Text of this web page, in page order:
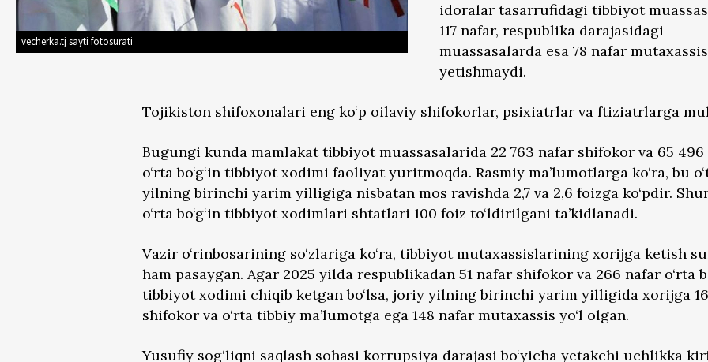
vecherka.tj sayti fotosurati
idoralar tasarrufidagi tibbiyot
117 nafar, respublika darajasidagi
muassasalarda esa 78 nafar mutaxassis
yetishmaydi.
Tojikiston shifoxonalari eng ko‘p oilaviy shifokorlar, psixiatrlar va ftiziatrlarga
Bugungi kunda mamlakat tibbiyot muassasalarida 22 763 nafar shifokor va 65 496
o‘rta bo‘g‘in tibbiyot xodimi faoliyat yuritmoqda. Rasmiy ma’lumotlarga ko‘ra, bu
yilning birinchi yarim yilligiga nisbatan mos ravishda 2,7 va 2,6 foizga ko‘pdir.
o‘rta bo‘g‘in tibbiyot xodimlari shtatlari 100 foiz to‘ldirilgani ta’kidlanadi.
Vazir o‘rinbosarining so‘zlariga ko‘ra, tibbiyot mutaxassislarining xorijga ketish
ham pasaygan. Agar 2025 yilda respublikadan 51 nafar shifokor va 266 nafar o‘rta
tibbiyot xodimi chiqib ketgan bo‘lsa, joriy yilning birinchi yarim yilligida xorijga
shifokor va o‘rta tibbiy ma’lumotga ega 148 nafar mutaxassis yo‘l olgan.
Yusufiy sog‘liqni saqlash sohasi korrupsiya darajasi bo‘yicha yetakchi uchlikka